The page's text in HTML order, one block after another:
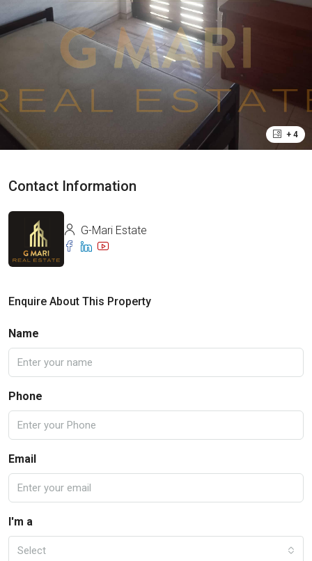
+ 4
Contact Information
G-Mari Estate
Enquire About This Property
Name
Phone
Email
I'm a
Select